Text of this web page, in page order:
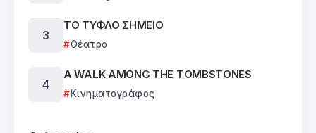
ΤΟ ΤΥΦΛΟ ΣΗΜΕΙΟ
Θέατρο
A WALK AMONG THE TOMBSTONES
Κινηματογράφος